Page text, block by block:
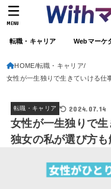
転職・キャリア Webマーケ
MENU
HOME 転職・キャリア
女性が一生独りで生きていける仕
転職・キャリア 2024.07.14
女性が一生独りで
独女の私が選び方も